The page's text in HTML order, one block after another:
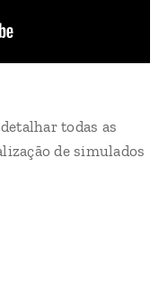
todas as
de simulados